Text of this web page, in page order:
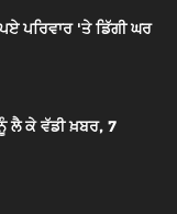
ਪਰਿਵਾਰ 'ਤੇ ਡਿੱਗੀ ਘਰ
ਲੈ ਕੇ ਵੱਡੀ ਖ਼ਬਰ, 7